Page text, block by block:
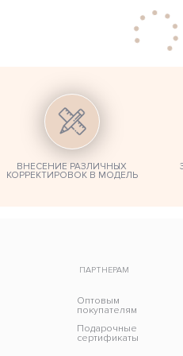
ВНЕСЕНИЕ РАЗЛИЧНЫХ
КОРРЕКТИРОВОК В МОДЕЛЬ
ПАРТНЕРАМ
Оптовым
покупателям
Подарочные
сертификаты